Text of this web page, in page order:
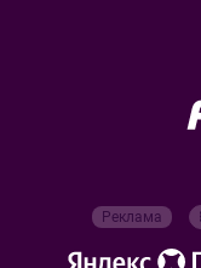
Реклама